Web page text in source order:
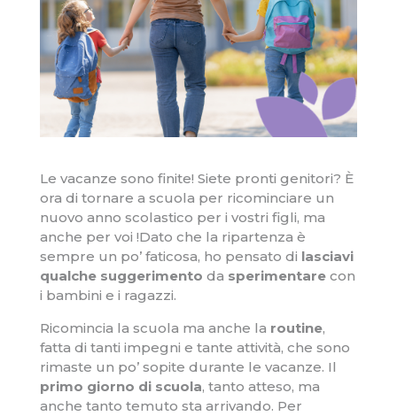
Le vacanze sono finite! Siete pronti genitori? È
ora di tornare a scuola per ricominciare un
nuovo anno scolastico per i vostri figli, ma
anche per voi !Dato che la ripartenza è
sempre un po’ faticosa, ho pensato di lasciavi
qualche suggerimento da sperimentarecon
i bambini e i ragazzi.
Ricomincia la scuola ma anche la routine,
fatta di tanti impegni e tante attività, che sono
rimaste un po’ sopite durante le vacanze. Il
primo giorno di scuola, tanto atteso, ma
anche tanto temuto sta arrivando. Per